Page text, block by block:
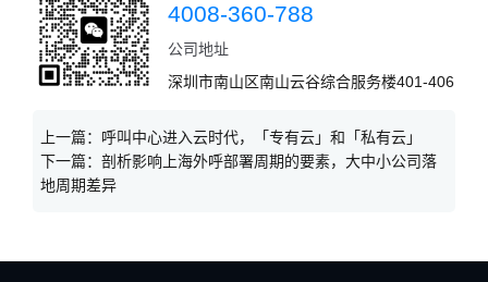
4008-360-788
公司地址
深圳市南山区南山云谷综合服务楼401-406
上一篇： 呼叫中心进入云时代，「专有云」和「私有云」
下一篇： 剖析影响上海外呼部署周期的要素，大中小公司落
地周期差异